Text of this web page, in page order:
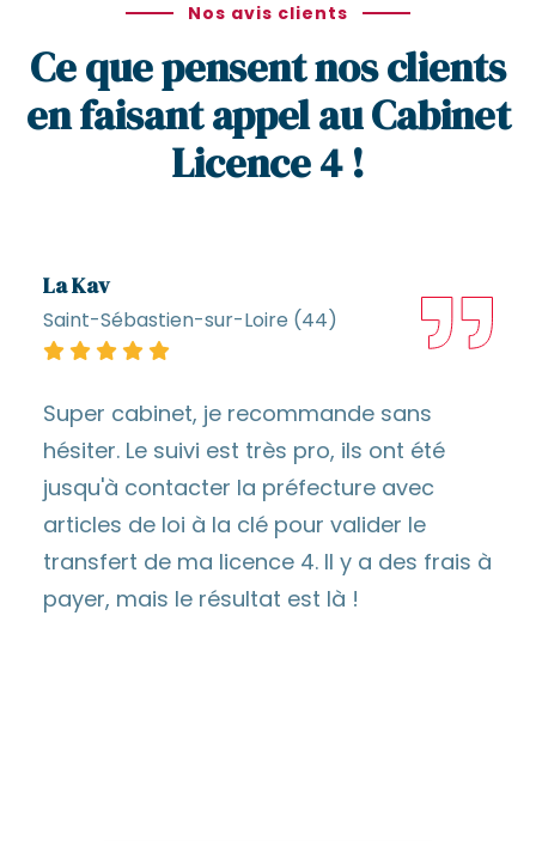
Nos avis clients
Ce que pensent nos clients
en faisant appel au Cabinet
Licence 4 !
La Kav
Saint-Sébastien-sur-Loire (44)
Super cabinet, je recommande sans
hésiter. Le suivi est très pro, ils ont été
jusqu'à contacter la préfecture avec
articles de loi à la clé pour valider le
transfert de ma licence 4. Il y a des frais à
payer, mais le résultat est là !